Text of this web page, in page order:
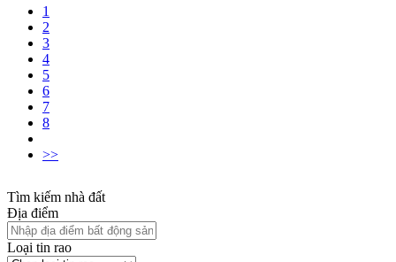
1
2
3
4
5
6
7
8
>>
Tìm kiếm nhà đất
Địa điểm
Loại tin rao